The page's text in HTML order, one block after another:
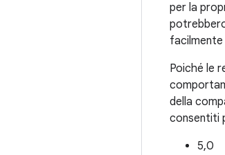
per la
facilmente
Poiché le
della
consentiti
5,0